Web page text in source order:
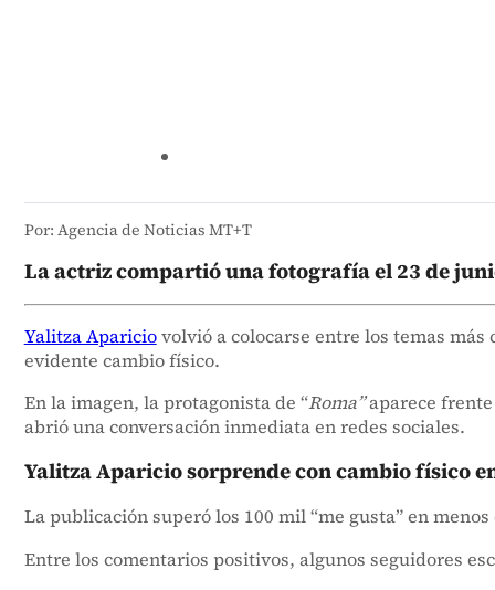
Por: Agencia de Noticias MT+T
La actriz compartió una fotografía el 23 de
Yalitza Apariciovolvió a colocarse entre los temas
evidente cambio físico.
En la imagen, la protagonista de “Roma”aparece frente
abrió una conversación inmediata en redes sociales.
Yalitza Aparicio sorprende con cambio físico
La publicación superó los 100 mil “me gusta” en
Entre los comentarios positivos, algunos seguidores